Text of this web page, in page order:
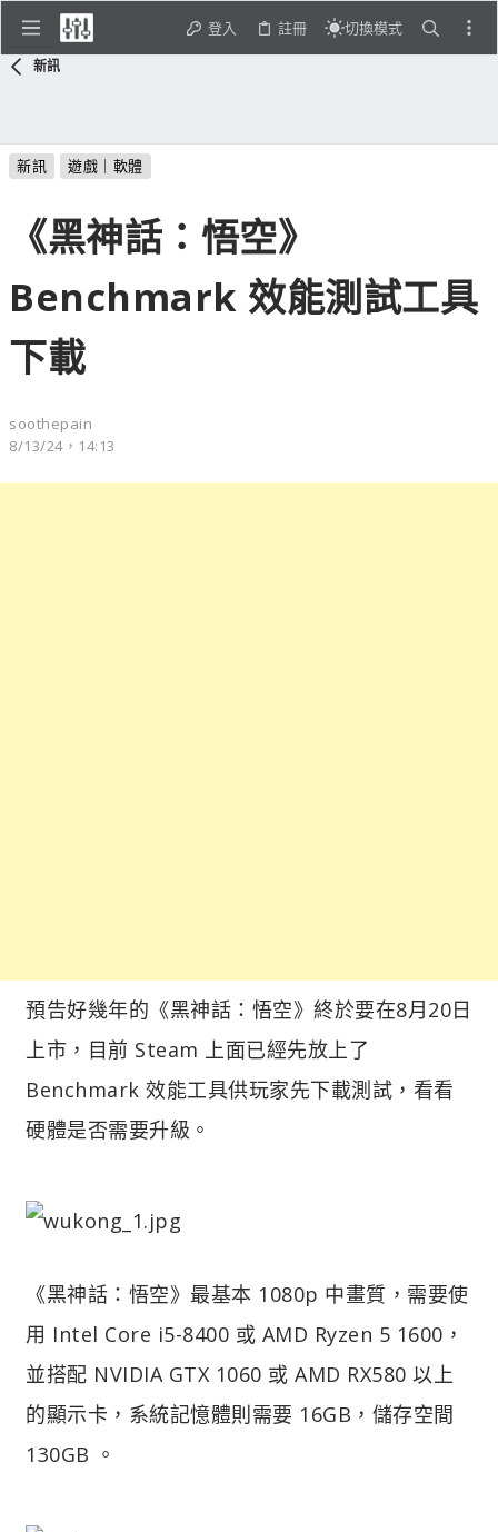
登入 註冊 切換模式
新訊
新訊 遊戲｜軟體
《黑神話：悟空》
Benchmark 效能測試工具
下載
soothepain
8/13/24，14:13
預告好幾年的《黑神話：悟空》終於要在8月20日
上市，目前 Steam 上面已經先放上了
Benchmark 效能工具供玩家先下載測試，看看
硬體是否需要升級。
《黑神話：悟空》最基本 1080p 中畫質，需要使
用 Intel Core i5-8400 或 AMD Ryzen 5 1600，
並搭配 NVIDIA GTX 1060 或 AMD RX580 以上
的顯示卡，系統記憶體則需要 16GB，儲存空間
130GB 。